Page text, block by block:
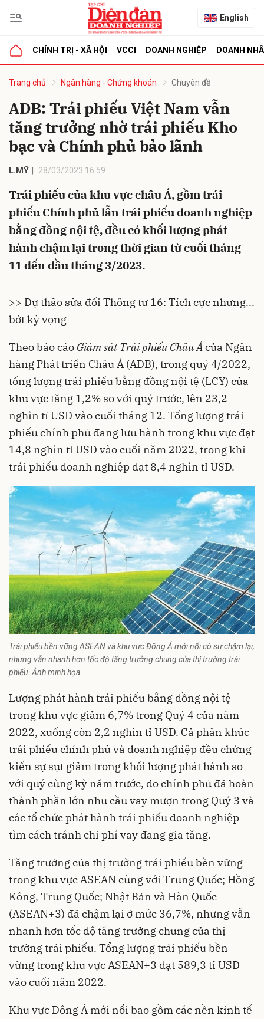
English
CHÍNH TRỊ - XÃ HỘI VCCI DOANH NGHIỆP DOANH
Trang chủ Ngân hàng - Chứng khoán Chuyên đề
ADB: Trái phiếu Việt Nam vẫn
tăng trưởng nhờ trái phiếu Kho
bạc và Chính phủ bảo lãnh
L.MỸ 28/03/2023 16:59
Trái phiếu của khu vực châu Á, gồm trái
phiếu Chính phủ lẫn trái phiếu doanh nghiệp
bằng đồng nội tệ, đều có khối lượng phát
hành chậm lại trong thời gian từ cuối tháng
11 đến đầu tháng 3/2023.
>> Dự thảo sửa đổi Thông tư 16: Tích cực nhưng...
bớt kỳ vọng
Theo báo cáo Giám sát Trái phiếu Châu Ácủa Ngân
hàng Phát triển Châu Á (ADB), trong quý 4/2022,
tổng lượng trái phiếu bằng đồng nội tệ (LCY) của
khu vực tăng 1,2% so với quý trước, lên 23,2
nghìn tỉ USD vào cuối tháng 12. Tổng lượng trái
phiếu chính phủ đang lưu hành trong khu vực đạt
14,8 nghìn tỉ USD vào cuối năm 2022, trong khi
trái phiếu doanh nghiệp đạt 8,4 nghìn tỉ USD.
Trái phiếu bền vững ASEAN và khu vực Đông Á mới nổi có sự chậm lại,
nhưng vẫn nhanh hơn tốc độ tăng trưởng chung của thị trường trái
phiếu. Ảnh minh họa
Lượng phát hành trái phiếu bằng đồng nội tệ
trong khu vực giảm 6,7% trong Quý 4 của năm
2022, xuống còn 2,2 nghìn tỉ USD. Cả phân khúc
trái phiếu chính phủ và doanh nghiệp đều chứng
kiến sự sụt giảm trong khối lượng phát hành so
với quý cùng kỳ năm trước, do chính phủ đã hoàn
thành phần lớn nhu cầu vay mượn trong Quý 3 và
các tổ chức phát hành trái phiếu doanh nghiệp
tìm cách tránh chi phí vay đang gia tăng.
Tăng trưởng của thị trường trái phiếu bền vững
trong khu vực ASEAN cùng với Trung Quốc; Hồng
Kông, Trung Quốc; Nhật Bản và Hàn Quốc
(ASEAN+3) đã chậm lại ở mức 36,7%, nhưng vẫn
nhanh hơn tốc độ tăng trưởng chung của thị
trường trái phiếu. Tổng lượng trái phiếu bền
vững trong khu vực ASEAN+3 đạt 589,3 tỉ USD
vào cuối năm 2022.
Khu vực Đông Á mới nổi bao gồm các nền kinh tế
luận
Hủy